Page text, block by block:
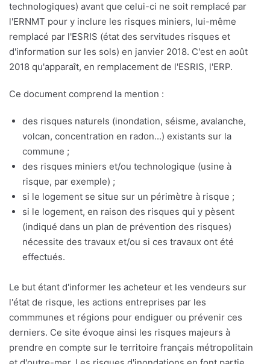
technologiques) avant que celui-ci ne soit remplacé par
l'ERNMT pour y inclure les risques miniers, lui-même
remplacé par l'ESRIS (état des servitudes risques et
d'information sur les sols) en janvier 2018. C'est en août
2018 qu'apparaît, en remplacement de l'ESRIS, l'ERP.
Ce document comprend la mention :
des risques naturels (inondation, séisme, avalanche,
volcan, concentration en radon...) existants sur la
commune ;
des risques miniers et/ou technologique (usine à
risque, par exemple) ;
si le logement se situe sur un périmètre à risque ;
si le logement, en raison des risques qui y pèsent
(indiqué dans un plan de prévention des risques)
nécessite des travaux et/ou si ces travaux ont été
effectués.
Le but étant d'informer les acheteur et les vendeurs sur
l'état de risque, les actions entreprises par les
commmunes et régions pour endiguer ou prévenir ces
derniers. Ce site évoque ainsi les risques majeurs à
prendre en compte sur le territoire français métropolitain